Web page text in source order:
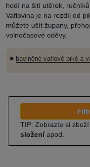
hodí na šití utěrek,
Vaflovina je na rozdíl od
můžete ušít župany,
volnočasové oděvy.
■ bavlněné vaflové piké a
TIP: Zobrazte si zboží
složení apod.